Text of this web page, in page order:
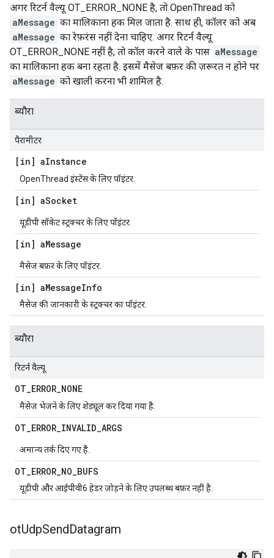
अगर रिटर्न वैल्यू OT_ERROR_NONE है, तो OpenThread को
aMessage का मालिकाना हक मिल जाता है. साथ ही, कॉलर को अब
aMessage का रेफ़रंस नहीं देना चाहिए. अगर रिटर्न वैल्यू
OT_ERROR_NONE नहीं है, तो कॉल करने वाले के पास aMessage
का मालिकाना हक बना रहता है. इसमें मैसेज बफ़र की ज़रूरत न होने पर
aMessage को खाली करना भी शामिल है.
ब्यौरा
पैरामीटर
[in] aInstance
OpenThread इंस्टेंस के लिए पॉइंटर.
[in] aSocket
यूडीपी सॉकेट स्ट्रक्चर के लिए पॉइंटर.
[in] aMessage
मैसेज बफ़र के लिए पॉइंटर.
[in] aMessageInfo
मैसेज की जानकारी के स्ट्रक्चर का पॉइंटर.
ब्यौरा
रिटर्न वैल्यू
OT_ERROR_NONE
मैसेज भेजने के लिए शेड्यूल कर दिया गया है.
OT_ERROR_INVALID_ARGS
अमान्य तर्क दिए गए हैं.
OT_ERROR_NO_BUFS
यूडीपी और आईपीवी6 हेडर जोड़ने के लिए उपलब्ध बफ़र नहीं है.
otUdpSendDatagram